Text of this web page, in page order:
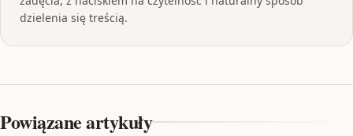
dzielenia się treścią.
Powiązane artykuły